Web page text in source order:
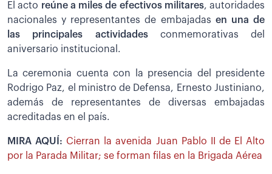
El acto reúne a miles de efectivos militares, autoridades
nacionales y representantes de embajadas en una de
las principales actividadesconmemorativas del
aniversario institucional.
La ceremonia cuenta con la presencia del presidente
Rodrigo Paz, el ministro de Defensa, Ernesto Justiniano,
además de representantes de diversas embajadas
acreditadas en el país.
MIRA AQUÍ: Cierran la avenida Juan Pablo II de El Alto
por la Parada Militar; se forman filas en la Brigada Aérea